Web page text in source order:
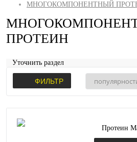
МНОГОКОМПОНЕНТНЫЙ
ПРОТЕИН
Уточнить раздел
ФИЛЬТР
Протеин